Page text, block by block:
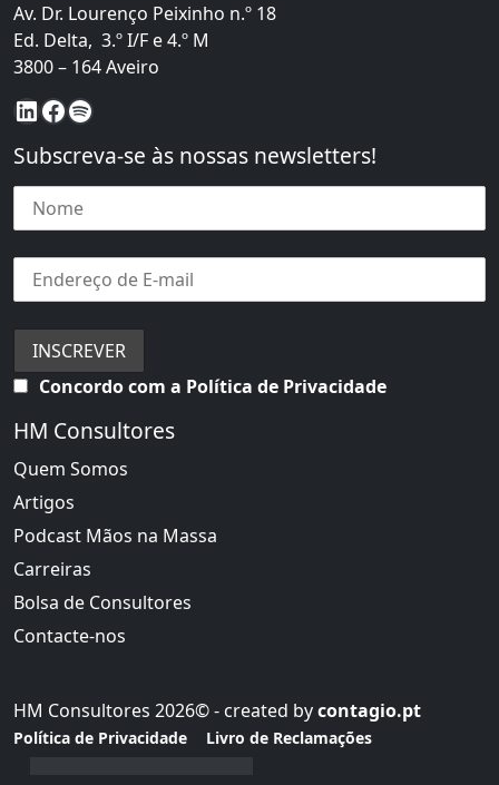
Av. Dr. Lourenço Peixinho n.º 18
Ed. Delta, 3.º I/F e 4.º M
3800 – 164 Aveiro
LinkedIn
Facebook
Spotify
Subscreva-se às nossas newsletters!
Concordo com a Política de Privacidade
HM Consultores
Quem Somos
Artigos
Podcast Mãos na Massa
Carreiras
Bolsa de Consultores
Contacte-nos
HM Consultores 2026© - created bycontagio.pt
Política de Privacidade Livro de Reclamações